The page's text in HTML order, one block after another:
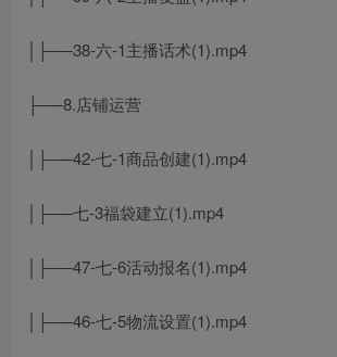
│├──38-六-1主播话术(1).mp4
├──8.店铺运营
│├──42-七-1商品创建(1).mp4
│├──七-3福袋建立(1).mp4
│├──47-七-6活动报名(1).mp4
│├──46-七-5物流设置(1).mp4